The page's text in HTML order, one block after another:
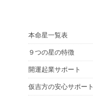
本命星一覧表
９つの星の特徴
開運起業サポート
仮吉方の安心サポート